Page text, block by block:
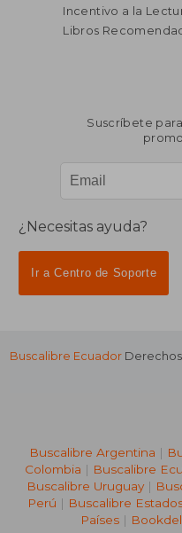
Incentivo a la
Libros
Suscríbete
¿Necesitas ayuda?
Ir a Centro de Soporte
Buscalibre Ecuador
Buscalibre Argentina |
Colombia | Buscalibre
Buscalibre Uruguay|
Perú | Buscalibre
Países |